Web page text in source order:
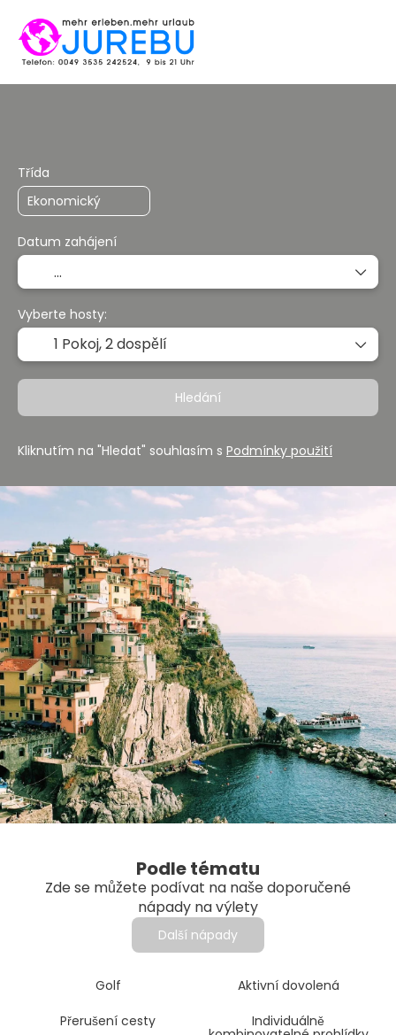
Třída
Datum zahájení
Vyberte hosty:
1 Pokoj,2 dospělí
Hledání
Kliknutím na "Hledat" souhlasím s Podmínky použití
Podle tématu
Zde se můžete podívat na naše doporučené
nápady na výlety
Další nápady
Golf
Aktivní dovolená
Přerušení cesty
Individuálně